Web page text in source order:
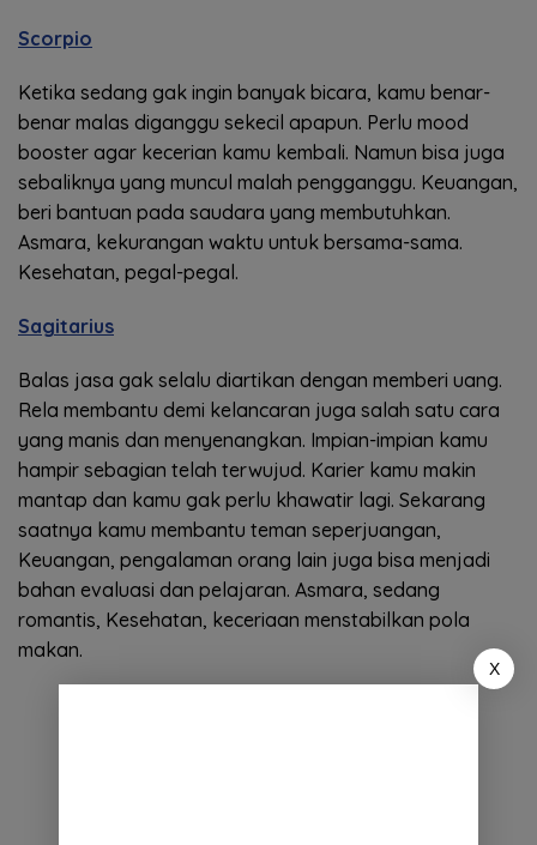
Scorpio
Ketika sedang gak ingin banyak bicara, kamu benar-
benar malas diganggu sekecil apapun. Perlu mood
booster agar kecerian kamu kembali. Namun bisa juga
sebaliknya yang muncul malah pengganggu. Keuangan,
beri bantuan pada saudara yang membutuhkan.
Asmara, kekurangan waktu untuk bersama-sama.
Kesehatan, pegal-pegal.
Sagitarius
Balas jasa gak selalu diartikan dengan memberi uang.
Rela membantu demi kelancaran juga salah satu cara
yang manis dan menyenangkan. Impian-impian kamu
hampir sebagian telah terwujud. Karier kamu makin
mantap dan kamu gak perlu khawatir lagi. Sekarang
saatnya kamu membantu teman seperjuangan,
Keuangan, pengalaman orang lain juga bisa menjadi
bahan evaluasi dan pelajaran. Asmara, sedang
romantis, Kesehatan, keceriaan menstabilkan pola
makan.
X